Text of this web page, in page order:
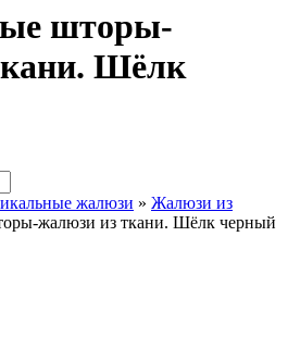
шторы-
Шёлк
жалюзи » Жалюзи из
жалюзи из ткани. Шёлк черный